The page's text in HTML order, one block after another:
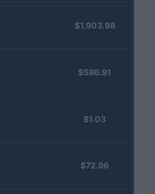
$1,903.98
$586.91
$1.03
$72.96